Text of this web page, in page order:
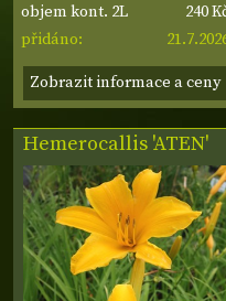
objem kont. 2L
240
přidáno:
Zobrazit informace a ceny
Hemerocallis 'ATEN'